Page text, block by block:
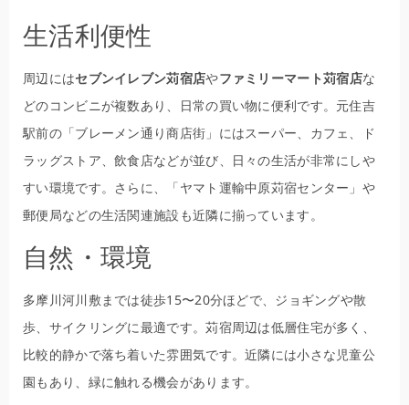
生活利便性
周辺にはセブンイレブン苅宿店やファミリーマート苅宿店な
どのコンビニが複数あり、日常の買い物に便利です。元住吉
駅前の「ブレーメン通り商店街」にはスーパー、カフェ、ド
ラッグストア、飲食店などが並び、日々の生活が非常にしや
すい環境です。さらに、「ヤマト運輸中原苅宿センター」や
郵便局などの生活関連施設も近隣に揃っています。
自然・環境
多摩川河川敷までは徒歩15〜20分ほどで、ジョギングや散
歩、サイクリングに最適です。苅宿周辺は低層住宅が多く、
比較的静かで落ち着いた雰囲気です。近隣には小さな児童公
園もあり、緑に触れる機会があります。